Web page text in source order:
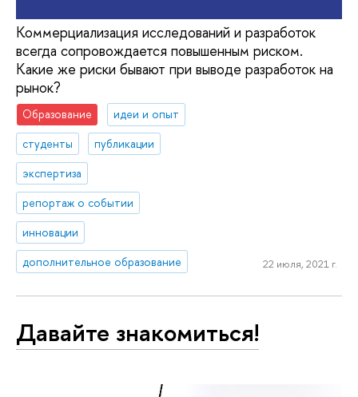
Коммерциализация исследований и разработок
всегда сопровождается повышенным риском.
Какие же риски бывают при выводе разработок на
рынок?
Образование
идеи и опыт
студенты
публикации
экспертиза
репортаж о событии
инновации
дополнительное образование
22 июля, 2021 г.
Давайте знакомиться!